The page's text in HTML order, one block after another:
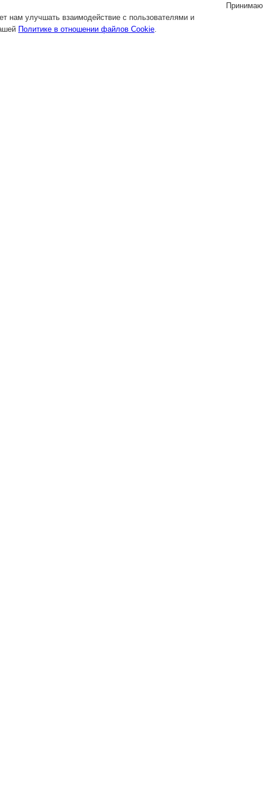
нам улучшать взаимодействие с пользователями и
Политике в отношении файлов Cookie.
Принимаю